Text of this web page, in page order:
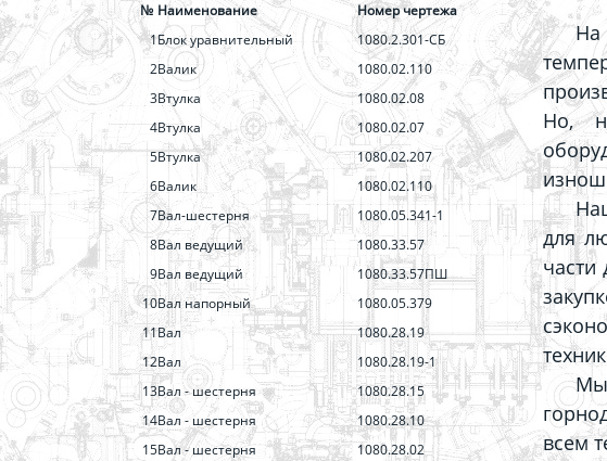
№ Наименование
Номер чертежа
1Блок уравнительный
1080.2.301-СБ
2Валик
1080.02.110
3Втулка
1080.02.08
4Втулка
1080.02.07
5Втулка
1080.02.207
6Валик
1080.02.110
7Вал-шестерня
1080.05.341-1
8Вал ведущий
1080.33.57
9Вал ведущий
1080.33.57ПШ
10Вал напорный
1080.05.379
11Вал
1080.28.19
12Вал
1080.28.19-1
13Вал - шестерня
1080.28.15
14Вал - шестерня
1080.28.10
15Вал - шестерня
1080.28.02
На
Но,
для
части
всем